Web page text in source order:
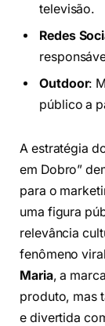
televisão.
Redes
Outdoor:
público a
A estratégia
em Dobro”
para o
uma figura
relevância
fenômeno
Maria, a
produto, mas
e divertida